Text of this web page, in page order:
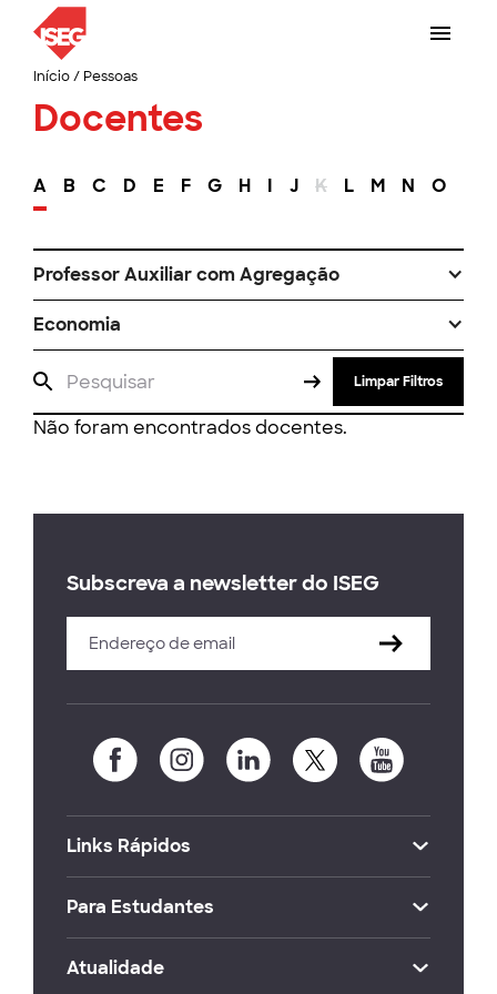
Início/ Pessoas
Docentes
A B C D E F G H I J K L M N O
Professor Auxiliar com Agregação
Economia
Limpar Filtros
Não foram encontrados docentes.
Subscreva a newsletter do ISEG
Links Rápidos
Para Estudantes
Atualidade